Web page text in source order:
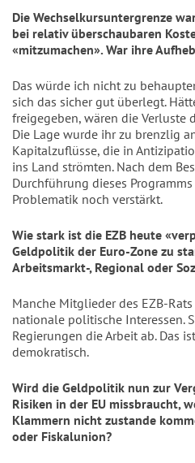
Die Wechselkursuntergrenze
bei relativ überschaubaren
«mitzumachen». War ihre
Das würde ich nicht zu
sich das sicher gut überlegt.
freigegeben, wären die Verluste
Die Lage wurde ihr zu brenzlig
Kapitalzuflüsse, die in
ins Land strömten. Nach dem
Durchführung dieses
Problematik noch verstärkt.
Wie stark ist die EZB heute
Geldpolitik der Euro-Zone zu
Arbeitsmarkt-, Regional oder
Manche Mitglieder des EZB-
nationale politische Interessen.
Regierungen die Arbeit ab. Das
demokratisch.
Wird die Geldpolitik nun zur
Risiken in der EU missbraucht,
Klammern nicht zustande
oder Fiskalunion?